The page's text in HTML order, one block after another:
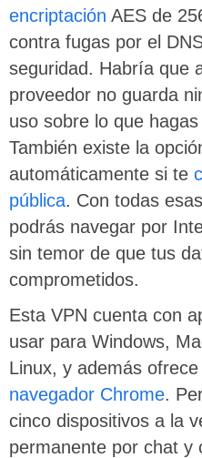
encriptación AES de
contra fugas por el
seguridad. Habría que
proveedor no guarda
uso sobre lo que
También existe la
automáticamente si te
pública. Con todas
podrás navegar por
sin temor de que tus
comprometidos.
Esta VPN cuenta con
usar para Windows,
Linux, y además
navegador Chrome.
cinco dispositivos a la
permanente por chat y